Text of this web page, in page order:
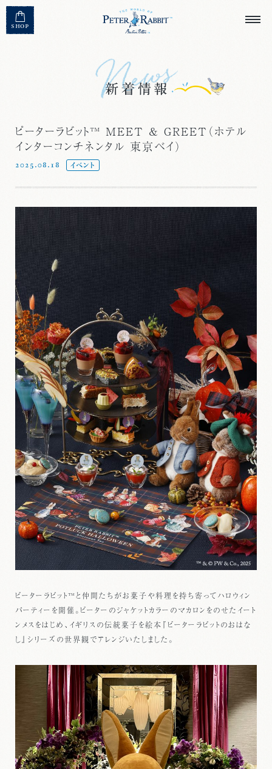
SHOP
MENU CLOSE
ピーターラビット™ MEET & GREET（ホテル
インターコンチネンタル 東京ベイ）
2025.08.18 イベント
ピーターラビット™と仲間たちがお菓子や料理を持ち寄ってハロウィン
パーティーを開催。ピーターのジャケットカラーのマカロンをのせたイート
ンメスをはじめ、イギリスの伝統菓子を絵本『ピーターラビットのおはな
し』シリーズの世界観でアレンジいたしました。